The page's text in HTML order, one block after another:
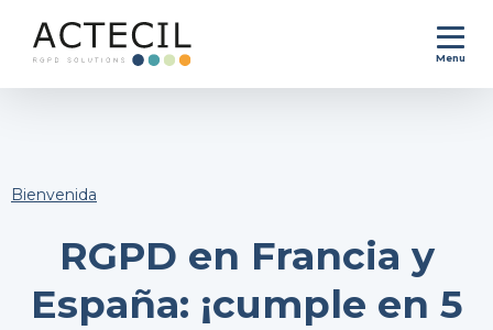
Menu
Bienvenida
RGPD en Francia y
España: ¡cumple en 5